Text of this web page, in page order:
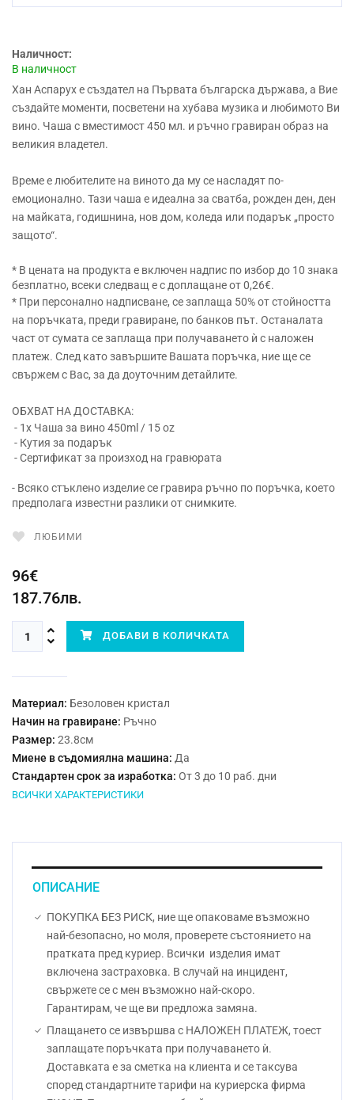
Наличност:
В наличност
Хан Аспарух е създател на Първата българска държава, а Вие
създайте моменти, посветени на хубава музика и любимото Ви
вино. Чаша с вместимост 450 мл. и ръчно гравиран образ на
великия владетел.
Време е любителите на виното да му се насладят по-
емоционално. Тази чаша е идеална за сватба, рожден ден, ден
на майката, годишнина, нов дом, коледа или подарък „просто
защото“.
* В цената на продукта е включен надпис по избор до 10 знака
безплатно, всеки следващ е с доплащане от 0,26€.
* При персонално надписване, се заплаща 50% от стойността
на поръчката, преди гравиране, по банков път. Останалата
част от сумата се заплаща при получаването ѝ с наложен
платеж. След като завършите Вашата поръчка, ние ще се
свържем с Вас, за да доуточним детайлите.
ОБХВАТ НА ДОСТАВКА:
- 1x Чаша за вино 450ml / 15 oz
- Кутия за подарък
- Сертификат за произход на гравюрата
- Всяко стъклено изделие се гравира ръчно по поръчка, което
предполага известни разлики от снимките.
ЛЮБИМИ
96€
187.76лв.
ДОБАВИ В КОЛИЧКАТА
Материал: Безоловен кристал
Начин на гравиране: Ръчно
Размер: 23.8см
Миене в съдомиялна машина: Да
Стандартен срок за изработка: От 3 до 10 раб. дни
ВСИЧКИ ХАРАКТЕРИСТИКИ
ОПИСАНИЕ
ПОКУПКА БЕЗ РИСК, ние ще опаковаме възможно
най-безопасно, но моля, проверете състоянието на
пратката пред куриер. Всички изделия имат
включена застраховка. В случай на инцидент,
свържете се с мен възможно най-скоро.
Гарантирам, че ще ви предложа замяна.
Плащането се извършва с НАЛОЖЕН ПЛАТЕЖ, тоест
заплащате поръчката при получаването ѝ.
Доставката е за сметка на клиента и се таксува
според стандартните тарифи на куриерска фирма